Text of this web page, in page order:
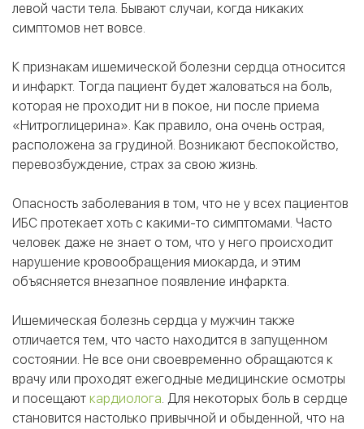
левой части тела. Бывают случаи, когда никаких
симптомов нет вовсе.
К признакам ишемической болезни сердца относится
и инфаркт. Тогда пациент будет жаловаться на боль,
которая не проходит ни в покое, ни после приема
«Нитроглицерина». Как правило, она очень острая,
расположена за грудиной. Возникают беспокойство,
перевозбуждение, страх за свою жизнь.
Опасность заболевания в том, что не у всех пациентов
ИБС протекает хоть с какими-то симптомами. Часто
человек даже не знает о том, что у него происходит
нарушение кровообращения миокарда, и этим
объясняется внезапное появление инфаркта.
Ишемическая болезнь сердца у мужчин также
отличается тем, что часто находится в запущенном
состоянии. Не все они своевременно обращаются к
врачу или проходят ежегодные медицинские осмотры
и посещают кардиолога. Для некоторых боль в сердце
становится настолько привычной и обыденной, что на